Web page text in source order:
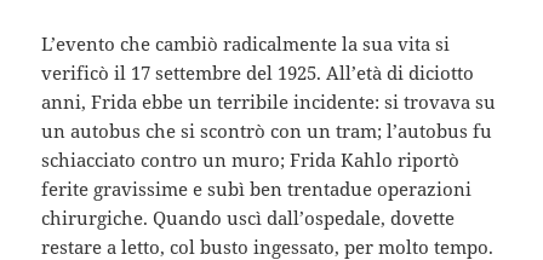
L’evento che cambiò radicalmente la sua vita si
verificò il 17 settembre del 1925. All’età di diciotto
anni, Frida ebbe un terribile incidente: si trovava su
un autobus che si scontrò con un tram; l’autobus fu
schiacciato contro un muro; Frida Kahlo riportò
ferite gravissime e subì ben trentadue operazioni
chirurgiche. Quando uscì dall’ospedale, dovette
restare a letto, col busto ingessato, per molto tempo.